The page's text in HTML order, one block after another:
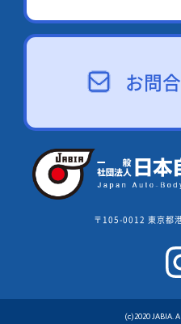
お問
〒105-0012 東京都
(c)2020 JABIA.